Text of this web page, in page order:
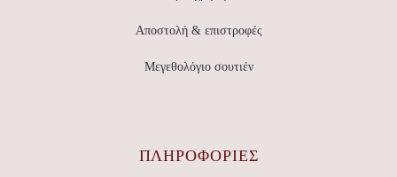
Αποστολή & επιστροφές
Μεγεθολόγιο σουτιέν
ΠΛΗΡΟΦΟΡΙΕΣ